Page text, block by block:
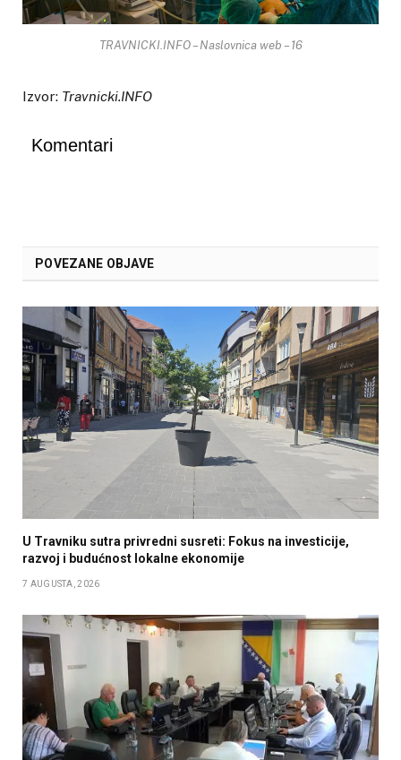
TRAVNICKI.INFO – Naslovnica web – 16
Izvor: Travnicki.INFO
Komentari
POVEZANE OBJAVE
U Travniku sutra privredni susreti: Fokus na investicije,
razvoj i budućnost lokalne ekonomije
7 AUGUSTA, 2026